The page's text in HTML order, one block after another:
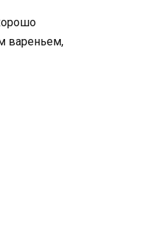
вареньем,